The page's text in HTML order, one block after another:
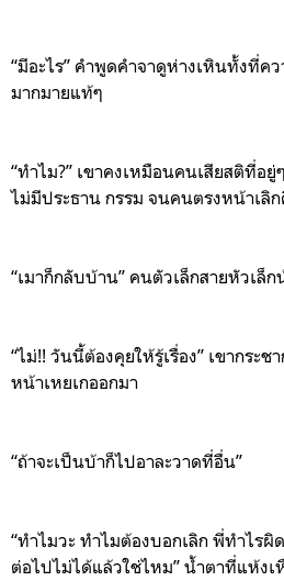
“มีอะไร” คำพูดคำจาดูห่างเหินทั้งที่คว
มากมายแท้ๆ
“ทำไม?” เขาคงเหมือนคนเสียสติที่อยู่
ไม่มีประธาน กรรม จนคนตรงหน้าเลิก
“เมาก็กลับบ้าน” คนตัวเล็กสายหัวเล็
“ไม่!! วันนี้ต้องคุยให้รู้เรื่อง” เขากระช
หน้าเหยเกออกมา
“ถ้าจะเป็นบ้าก็ไปอาละวาดที่อื่น”
“ทำไมวะ ทำไมต้องบอกเลิก พี่ทำไรผิ
ต่อไปไม่ได้แล้วใช่ไหม” น้ำตาที่แห้งเ